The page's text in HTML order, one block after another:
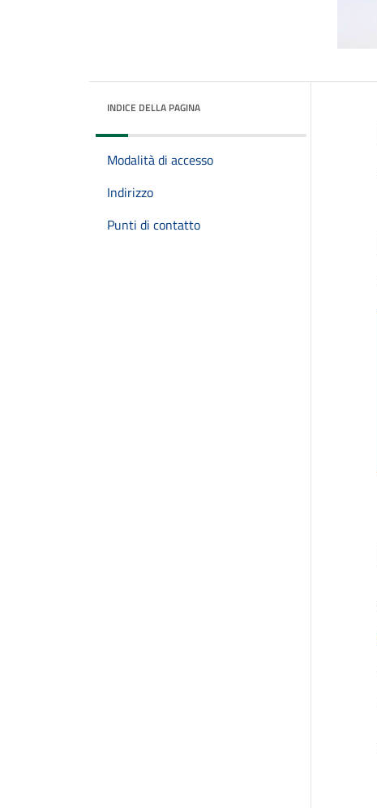
INDICE DELLA PAGINA
Modalità di accesso
Indirizzo
Punti di contatto